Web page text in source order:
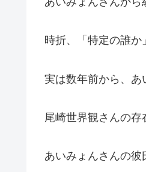
時折、「特定の誰か
実は数年前から、あ
尾崎世界観さんの存
あいみょんさんの彼